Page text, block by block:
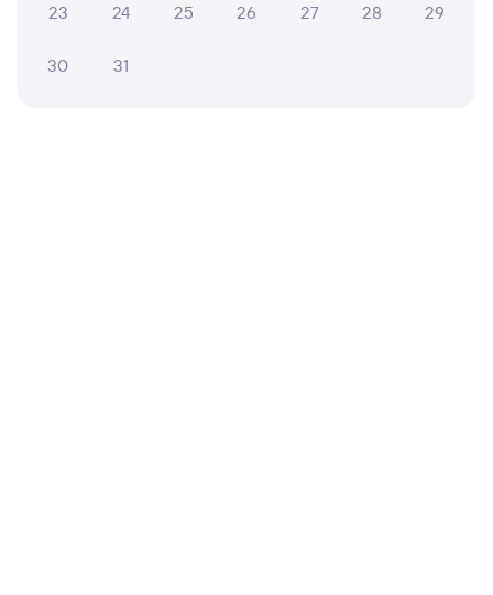
23 24 25 26 27 28 29
30 31